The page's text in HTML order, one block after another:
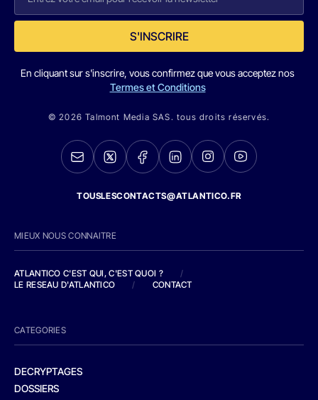
S'INSCRIRE
En cliquant sur s'inscrire, vous confirmez que vous acceptez nos
Termes et Conditions
© 2026 Talmont Media SAS. tous droits réservés.
TOUSLESCONTACTS@ATLANTICO.FR
MIEUX NOUS CONNAITRE
ATLANTICO C'EST QUI, C'EST QUOI ?
/
LE RESEAU D'ATLANTICO
/ CONTACT
CATEGORIES
DECRYPTAGES
DOSSIERS